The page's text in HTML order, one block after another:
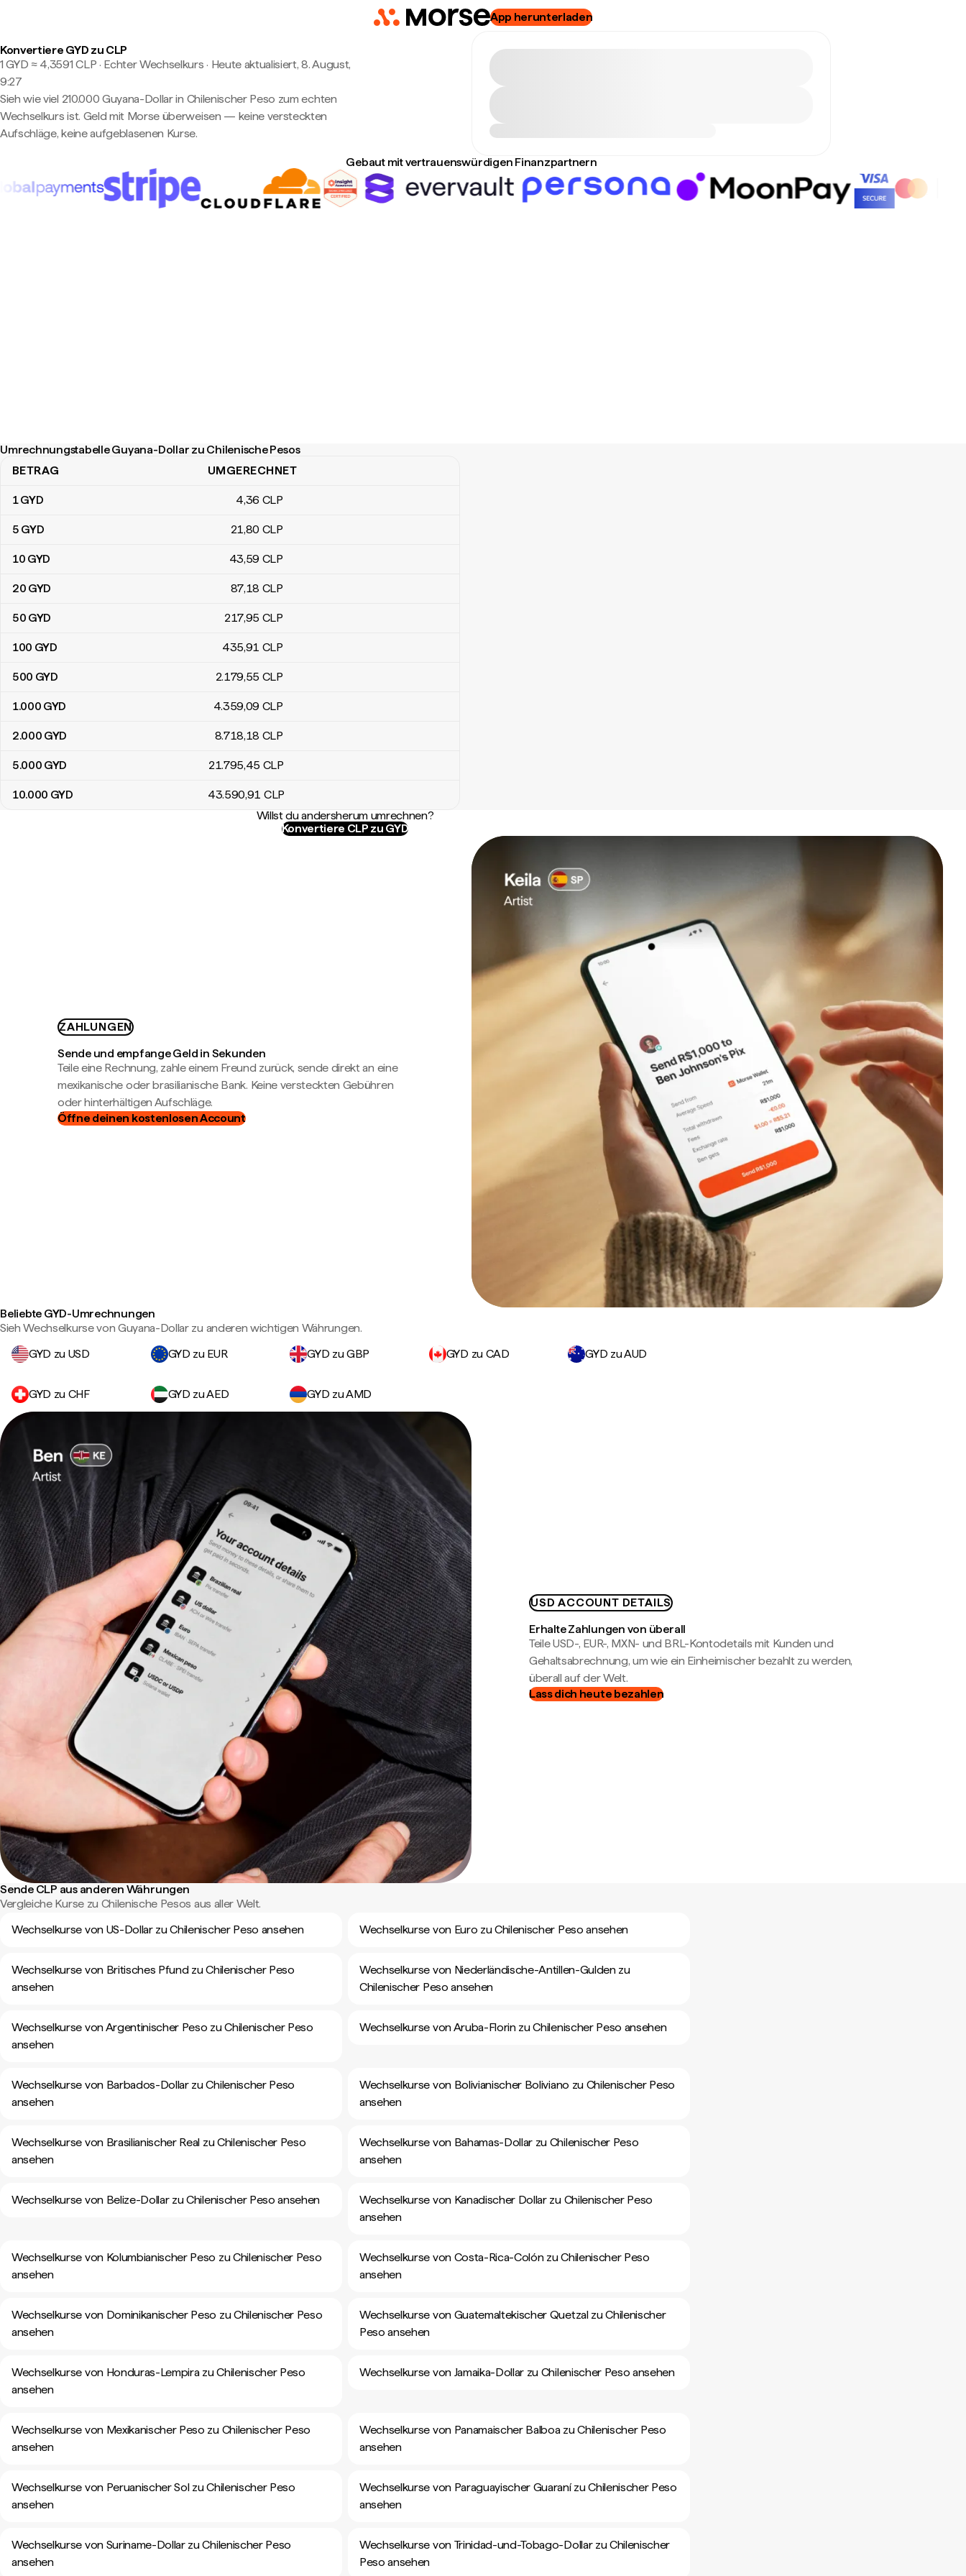
App herunterladen
Konvertiere GYD zu CLP
1 GYD ≈ 4,3591 CLP · Echter Wechselkurs · Heute aktualisiert, 8. August,
9:27
Sieh wie viel 210.000 Guyana-Dollar in Chilenischer Peso zum echten
Wechselkurs ist. Geld mit Morse überweisen — keine versteckten
Aufschläge, keine aufgeblasenen Kurse.
Gebaut mit vertrauenswürdigen Finanzpartnern
Umrechnungstabelle Guyana-Dollar zu Chilenische Pesos
Umrechnungstabelle Guyana-Dollar zu Chilenische Pesos
BETRAG UMGERECHNET
1GYD 4,36 CLP
5 GYD 21,80 CLP
10 GYD 43,59 CLP
20 GYD 87,18 CLP
50 GYD 217,95 CLP
100 GYD 435,91 CLP
500 GYD 2.179,55 CLP
1.000 GYD 4.359,09 CLP
2.000 GYD 8.718,18 CLP
5.000 GYD 21.795,45 CLP
10.000 GYD 43.590,91 CLP
Willst du andersherum umrechnen?
Konvertiere CLP zu GYD
ZAHLUNGEN
Sende und empfange Geld in Sekunden
Teile eine Rechnung, zahle einem Freund zurück, sende direkt an eine
mexikanische oder brasilianische Bank. Keine versteckten Gebühren
oder hinterhältigen Aufschläge.
Öffne deinen kostenlosen Account
Beliebte GYD-Umrechnungen
Sieh Wechselkurse von Guyana-Dollar zu anderen wichtigen Währungen.
GYD zu USD
GYD zu EUR GYD zu GBP GYD zu CAD GYD zu AUD
GYD zu CHF GYD zu AED GYD zu AMD
USD ACCOUNT DETAILS
Erhalte Zahlungen von überall
Teile USD-, EUR-, MXN- und BRL-Kontodetails mit Kunden und
Gehaltsabrechnung, um wie ein Einheimischer bezahlt zu werden,
überall auf der Welt.
Lass dich heute bezahlen
Sende CLP aus anderen Währungen
Vergleiche Kurse zu Chilenische Pesos aus aller Welt.
Wechselkurse von US-Dollar zu Chilenischer Peso ansehen
Wechselkurse von Euro zu Chilenischer Peso ansehen
Wechselkurse von Britisches Pfund zu Chilenischer Peso
ansehen
Wechselkurse von Niederländische-Antillen-Gulden zu
Chilenischer Peso ansehen
Wechselkurse von Argentinischer Peso zu Chilenischer Peso
ansehen
Wechselkurse von Aruba-Florin zu Chilenischer Peso ansehen
Wechselkurse von Barbados-Dollar zu Chilenischer Peso
ansehen
Wechselkurse von Bolivianischer Boliviano zu Chilenischer Peso
ansehen
Wechselkurse von Brasilianischer Real zu Chilenischer Peso
ansehen
Wechselkurse von Bahamas-Dollar zu Chilenischer Peso
ansehen
Wechselkurse von Belize-Dollar zu Chilenischer Peso ansehen
Wechselkurse von Kanadischer Dollar zu Chilenischer Peso
ansehen
Wechselkurse von Kolumbianischer Peso zu Chilenischer Peso
ansehen
Wechselkurse von Costa-Rica-Colón zu Chilenischer Peso
ansehen
Wechselkurse von Dominikanischer Peso zu Chilenischer Peso
ansehen
Wechselkurse von Guatemaltekischer Quetzal zu Chilenischer
Peso ansehen
Wechselkurse von Honduras-Lempira zu Chilenischer Peso
ansehen
Wechselkurse von Jamaika-Dollar zu Chilenischer Peso ansehen
Wechselkurse von Mexikanischer Peso zu Chilenischer Peso
ansehen
Wechselkurse von Panamaischer Balboa zu Chilenischer Peso
ansehen
Wechselkurse von Peruanischer Sol zu Chilenischer Peso
ansehen
Wechselkurse von Paraguayischer Guaraní zu Chilenischer Peso
ansehen
Wechselkurse von Suriname-Dollar zu Chilenischer Peso
ansehen
Wechselkurse von Trinidad-und-Tobago-Dollar zu Chilenischer
Peso ansehen